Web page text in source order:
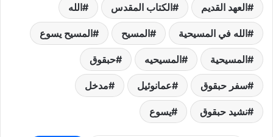
العهد القديم الكتاب المقدس الله
الله في المسيحية المسيح المسيح يسوع
المسيحية المسيحيه حبقوق
سفر حبقوق عمانوئيل مدخل
نشيد حبقوق يسوع